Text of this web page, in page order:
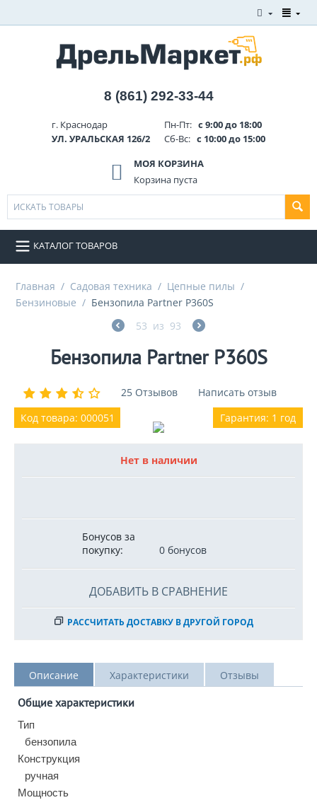
8 (861) 292-33-44
г. Краснодар
УЛ. УРАЛЬСКАЯ 126/2
Пн-Пт: с 9:00 до 18:00
Сб-Вс: с 10:00 до 15:00
МОЯ КОРЗИНА
Корзина пуста
КАТАЛОГ ТОВАРОВ
Главная / Садовая техника / Цепные пилы /
Бензиновые / Бензопила Partner P360S
53 из 93
Бензопила Partner P360S
25 Отзывов
Написать отзыв
Гарантия: 1 год
Код товара: 000051
Нет в наличии
Бонусов за
покупку:
0 бонусов
ДОБАВИТЬ В СРАВНЕНИЕ
РАССЧИТАТЬ ДОСТАВКУ В ДРУГОЙ ГОРОД
Описание Характеристики Отзывы
Общие характеристики
Тип
бензопила
Конструкция
ручная
Мощность